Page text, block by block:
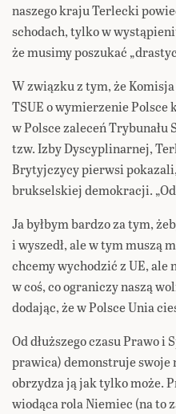
naszego kraju Terlecki
schodach, tylko w
że musimy poszukać
W związku z tym, że
TSUE o wymierzenie Polsce
w Polsce zaleceń
tzw. Izby Dyscyplinarnej,
Brytyjczycy pierwsi
brukselskiej demokracji.
Ja byłbym bardzo za tym,
i wyszedł, ale w tym muszą
chcemy wychodzić z UE, ale
w coś, co ograniczy naszą
dodając, że w Polsce Unia
Od dłuższego czasu Prawo
prawica) demonstruje swoje
obrzydza ją jak tylko może.
wiodąca rola Niemiec (na to